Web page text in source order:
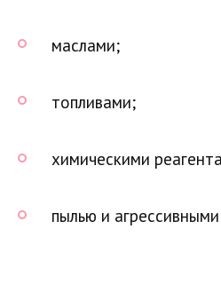
маслами;
топливами;
химическими
пылью и